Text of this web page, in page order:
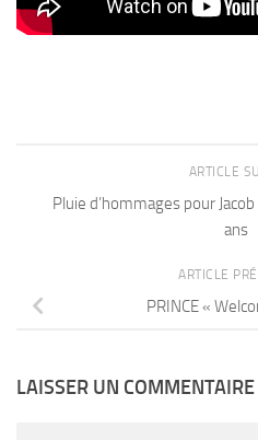
ARTICLE
Pluie d’hommages pour
ans
ARTICLE
PRINCE «
LAISSER UN COMMENTAIRE